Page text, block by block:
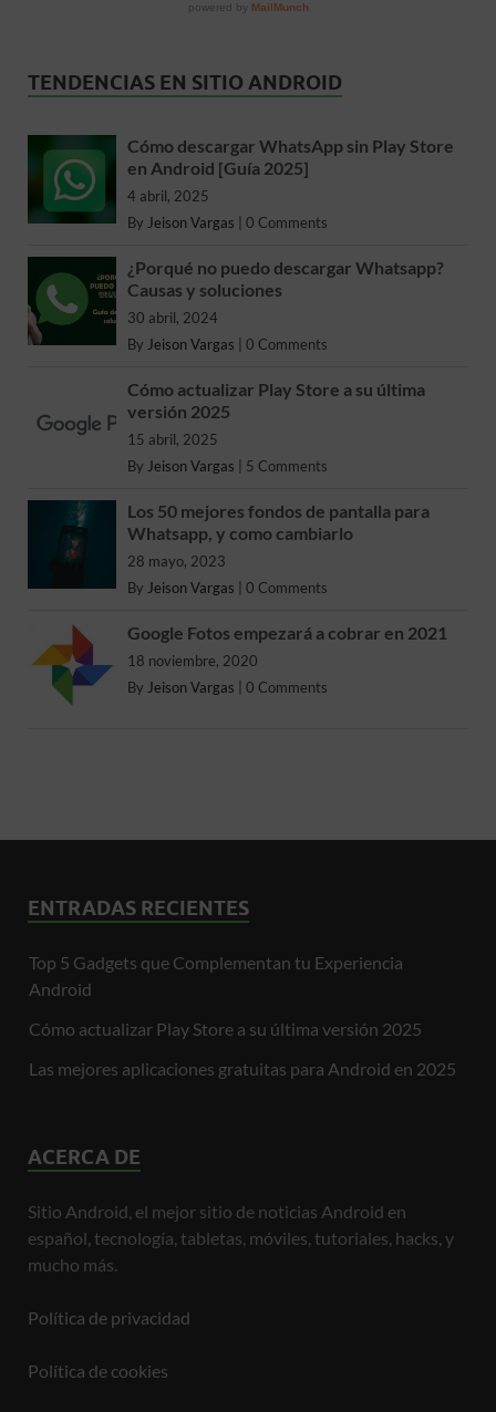
TENDENCIAS EN SITIO ANDROID
Cómo descargar WhatsApp sin Play Store
en Android [Guía 2025]
4 abril, 2025
By Jeison Vargas 0 Comments
¿Porqué no puedo descargar Whatsapp?
Causas y soluciones
30 abril, 2024
By Jeison Vargas 0 Comments
Cómo actualizar Play Store a su última
versión 2025
15 abril, 2025
By Jeison Vargas 5 Comments
Los 50 mejores fondos de pantalla para
Whatsapp, y como cambiarlo
28 mayo, 2023
By Jeison Vargas 0 Comments
Google Fotos empezará a cobrar en 2021
18 noviembre, 2020
By Jeison Vargas 0 Comments
ENTRADAS RECIENTES
Top 5 Gadgets que Complementan tu Experiencia
Android
Cómo actualizar Play Store a su última versión 2025
Las mejores aplicaciones gratuitas para Android en 2025
ACERCA DE
Sitio Android, el mejor sitio de noticias Android en
español, tecnología, tabletas, móviles, tutoriales, hacks, y
mucho más.
Política de privacidad
Política de cookies